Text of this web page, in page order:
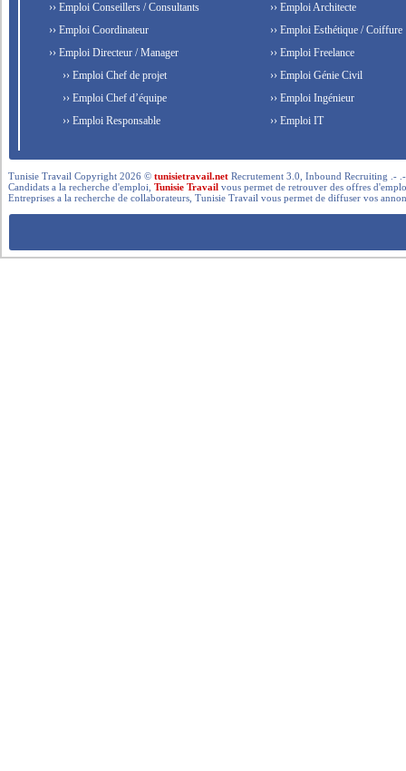
›› Emploi Conseillers / Consultants
›› Emploi Coordinateur
›› Emploi Directeur / Manager
›› Emploi Chef de projet
›› Emploi Chef d’équipe
›› Emploi Responsable
›› Emploi Architecte
›› Emploi Esthétique / Coiffure
›› Emploi Freelance
›› Emploi Génie Civil
›› Emploi Ingénieur
›› Emploi IT
Tunisie Travail Copyright 2026 ©tunisietravail.net Recrutement 3.0, Inbound Recruiting .-
Candidats a la recherche d'emploi,Tunisie Travail vous permet de retrouver des offres
Entreprises a la recherche de collaborateurs, Tunisie Travail vous permet de diffuser vos